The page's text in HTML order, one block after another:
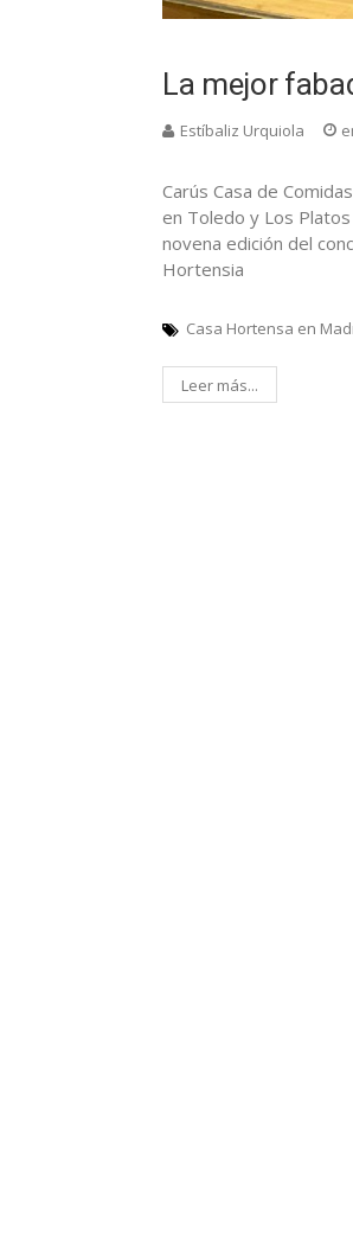
La mejor
Estíbaliz Urquiola
Carús Casa de
en Toledo y Los
novena edición del
Hortensia
Casa Hortensa en
Leer más...